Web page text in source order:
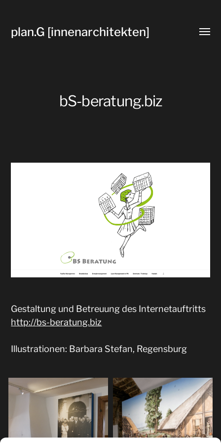
plan.G [innenarchitekten]
Menü
bS-beratung.biz
Gestaltung und Betreuung des Internetauftritts
http://bs-beratung.biz
Illustrationen: Barbara Stefan, Regensburg